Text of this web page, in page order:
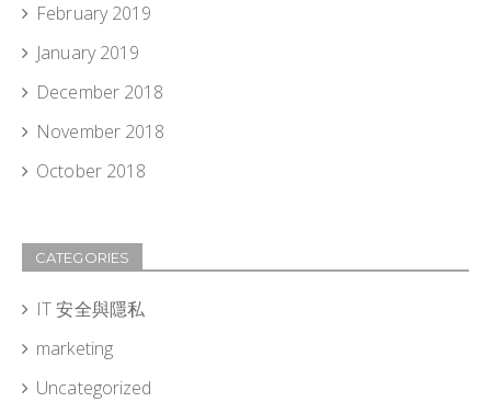
February 2019
January 2019
December 2018
November 2018
October 2018
CATEGORIES
IT 安全與隱私
marketing
Uncategorized